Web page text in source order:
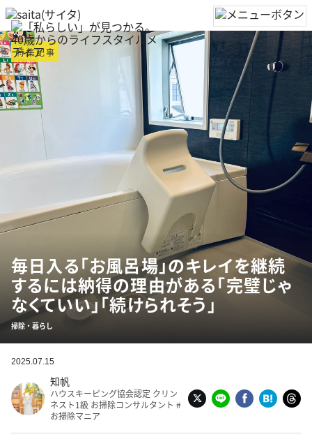
特集記事
毎日入る「お風呂場」のキレイを継続
するには納得の理由がある「完璧じゃ
なくていい」「続けられそう」
掃除・暮らし
2025.07.15
知帆
ハウスキーピング協会認定 クリン
ネスト1級 お掃除コンサルタント #
お掃除マニア